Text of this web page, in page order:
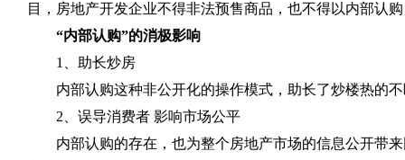
目，房地产开发企业不得非法预售商品，也不得以内部认
“内部认购”的消极影响
1
、助长炒房
内部认购这种非公开化的操作模式，助长了炒楼热的
2 、误导消费者 影响市场公平
内部认购的存在，也为整个房地产市场的信息公开带